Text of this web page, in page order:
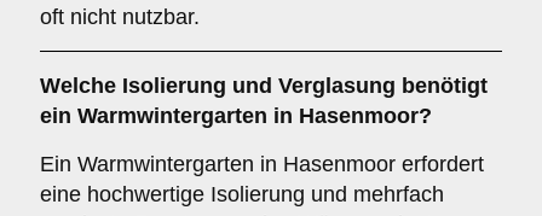
oft nicht nutzbar.
Welche Isolierung und Verglasung benötigt
ein Warmwintergarten in Hasenmoor?
Ein Warmwintergarten in Hasenmoor erfordert
eine hochwertige Isolierung und mehrfach